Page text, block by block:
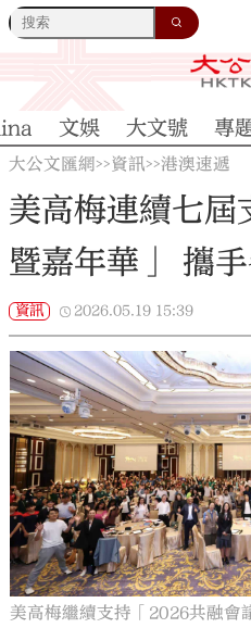
文娛 大文號 專
大公文匯網>>資訊>>港澳速遞
美高梅連續七屆
暨嘉年華」 攜
資訊 2026.05.19 15:39
美高梅繼續支持「2026共融會